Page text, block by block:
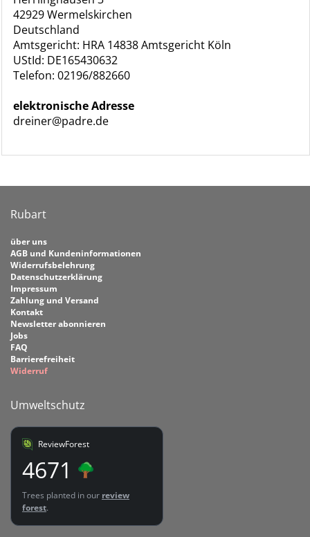
42929 Wermelskirchen
Deutschland
Amtsgericht: HRA 14838 Amtsgericht Köln
UStId: DE165430632
Telefon: 02196/882660
elektronische Adresse
dreiner@padre.de
Rubart
über uns
AGB und Kundeninformationen
Widerrufsbelehrung
Datenschutzerklärung
Impressum
Zahlung und Versand
Kontakt
Newsletter abonnieren
Jobs
FAQ
Barrierefreiheit
Widerruf
Umweltschutz
ReviewForest
4671
Trees planted in our review
forest.